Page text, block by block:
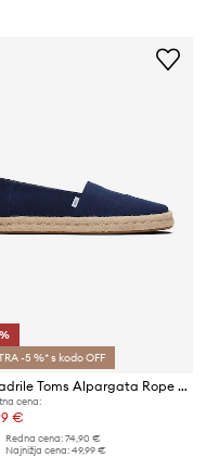
-5 %* s kodo OFF
Espadrile Toms Alpargata Rope 2.0 10019870 NAVY
cena:
€
Redna cena:74,90 €
Najnižja cena:49,99 €